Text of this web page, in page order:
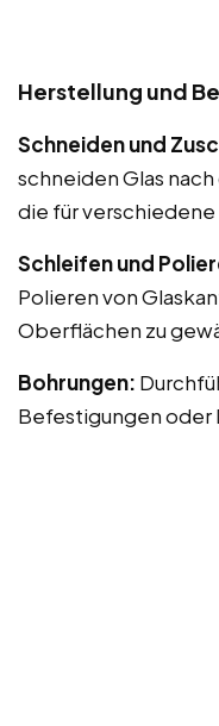
Herstellung und
Schneiden und
schneiden Glas
die für
Schleifen und
Polieren von
Oberflächen zu
Bohrungen:
Befestigungen oder